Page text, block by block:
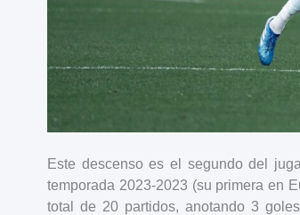
Este descenso es el segundo del
temporada 2023-2023 (su primera en
total de 20 partidos, anotando 3